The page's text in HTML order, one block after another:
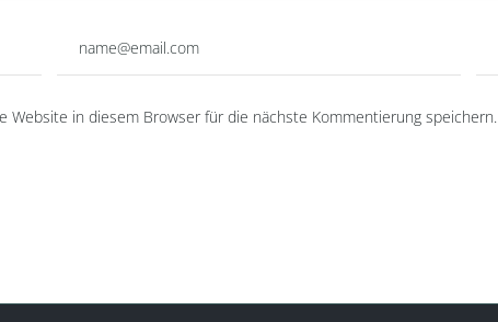
Website in diesem Browser für die nächste Kommentierung speichern.